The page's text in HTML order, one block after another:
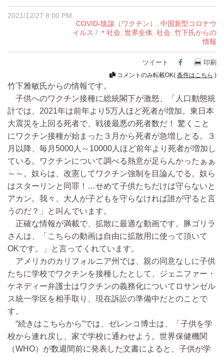
2021/12/27 8:00 PM
COVID-陰謀（ワクチン） , 中国新型コロナウ
イルス / ＊社会, 世界全体, 社会, 竹下氏からの
情報
ツイート Facebook
印刷
コメントのみ転載OK( 条件はこちら )
竹下雅敏氏からの情報です。
子供へのワクチン接種に総統閣下が激怒、「人口動態統
計では、2021年は前年より5万人ほど死者が増加。東日本
大震災を上回る死者で、戦後最悪の死者数だ！ 驚くこと
にワクチン接種が始まった３月から死者が急増しとる。３
月以降、毎月5000人～10000人ほど前年より死者が増加し
ている。ワクチンについて調べる熱意が足らんかったぁぁ
～～。奴らは、改憲してワクチン強制を目論んでる。奴ら
はスターリンと同罪！…せめて子供たちだけは守らないと
アカン。我々、大人が子どもを守らなければ誰が守ると言
うのだ？」と叫んでいます。
正確な情報が満載で、拡散に最適な動画です。豚ゴリラ
さんは、「こちらの動画は自由に拡散用に使って頂いて
OKです。」と言ってくれています。
アメリカのカリフォルニア州では、親の同意なしに子供
たちに学校でワクチンを接種したとして、ジェニファー・
ケネディー弁護士はワクチンの義務化についてロサンゼル
ス統一学区を相手取り、現在訴訟の準備中だとのことで
す。
“続きはこちらから”では、ゼレンコ博士は、「子供を学
校から連れ戻し、家で学校に通わせよう。世界保健機関
（WHO）が数週間前に発表した文書によると、子供が学